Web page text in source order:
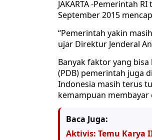
JAKARTA -Pemerintah
September 2015
“Pemerintah yakin
ujar Direktur ‎Jenderal
Banyak faktor yang
(PDB) pemerintah juga
Indonesia masih terus
kemampuan membayar
Baca Juga:
Aktivis: Temu Karya